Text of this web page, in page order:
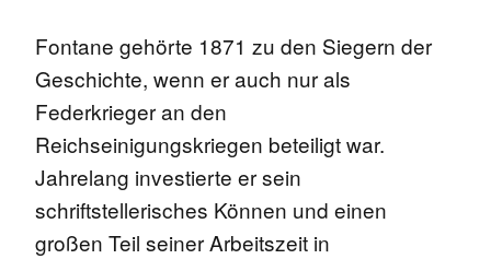
Fontane gehörte 1871 zu den Siegern der
Geschichte, wenn er auch nur als
Federkrieger an den
Reichseinigungskriegen beteiligt war.
Jahrelang investierte er sein
schriftstellerisches Können und einen
großen Teil seiner Arbeitszeit in